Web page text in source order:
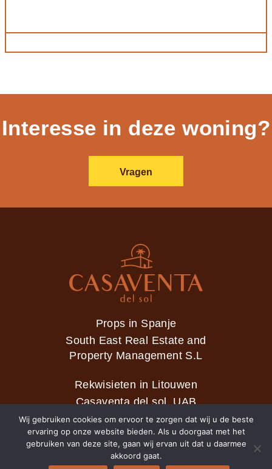
Interesse in deze woning?
Vragen
Props in Spanje
South East Real Estate and
Property Management S.L
Rekwisieten in Litouwen
Casaventa del sol, UAB
2026 © Casaventa del sol
Wij gebruiken cookies om ervoor te zorgen dat wij u de beste
ervaring op onze website bieden. Als u doorgaat met het
gebruiken van deze site, gaan wij ervan uit dat u daarmee
akkoord gaat.